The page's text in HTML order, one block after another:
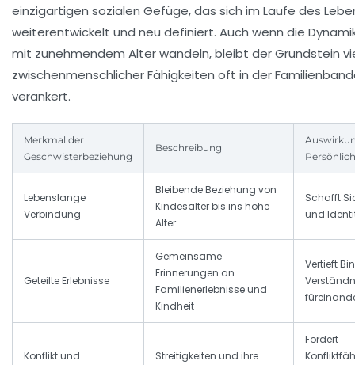
einzigartigen sozialen Gefüge, das sich im Laufe des
weiterentwickelt und neu definiert. Auch wenn die
mit zunehmendem Alter wandeln, bleibt der Grundstein
zwischenmenschlicher Fähigkeiten oft in der
verankert.
Merkmal der
Geschwisterbeziehung
Beschreibung
Lebenslange
Verbindung
Bleibende Beziehung von
Kindesalter bis ins hohe
Alter
Schafft
und
Geteilte Erlebnisse
Gemeinsame
Erinnerungen an
Familienerlebnisse und
Kindheit
Vertieft
Konflikt und Streitigkeiten und ihre
Fördert